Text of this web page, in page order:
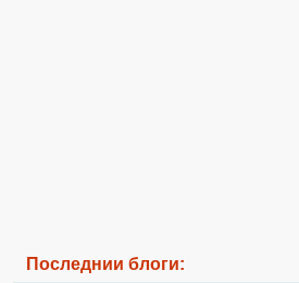
Последнии блоги: